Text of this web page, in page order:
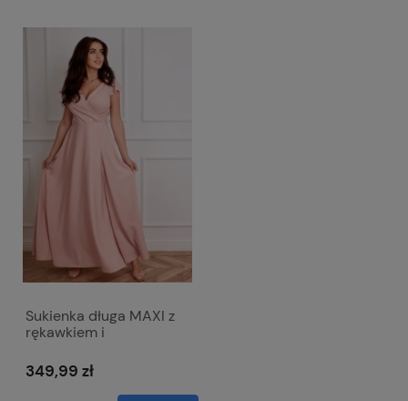
Sukienka długa MAXI z
rękawkiem i
Wiktoria róż
349,99 zł